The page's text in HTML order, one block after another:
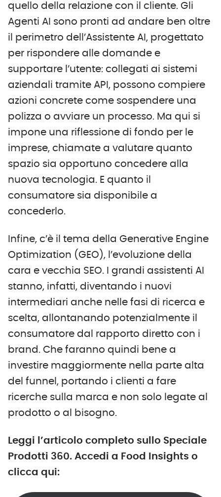
quello della relazione con il cliente. Gli
Agenti AI sono pronti ad andare ben oltre
il perimetro dell’Assistente AI, progettato
per rispondere alle domande e
supportare l’utente: collegati ai sistemi
aziendali tramite API, possono compiere
azioni concrete come sospendere una
polizza o avviare un processo. Ma qui si
impone una riflessione di fondo per le
imprese, chiamate a valutare quanto
spazio sia opportuno concedere alla
nuova tecnologia. E quanto il
consumatore sia disponibile a
concederlo.
Infine, c’è il tema della Generative Engine
Optimization (GEO), l’evoluzione della
cara e vecchia SEO. I grandi assistenti AI
stanno, infatti, diventando i nuovi
intermediari anche nelle fasi di ricerca e
scelta, allontanando potenzialmente il
consumatore dal rapporto diretto con i
brand. Che faranno quindi bene a
investire maggiormente nella parte alta
del funnel, portando i clienti a fare
ricerche sulla marca e non solo legate al
prodotto o al bisogno.
Leggi l’articolo completo sullo Speciale
Prodotti 360. Accedi a Food Insights o
clicca qui: